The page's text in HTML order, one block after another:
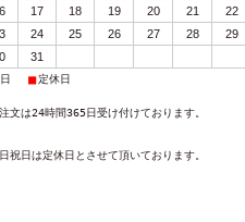
17 18 19 20 21
22
24 25 26 27 28
29
31
■定休日
文は24時間365日受け付けております。
祝日は定休日とさせて頂いております。